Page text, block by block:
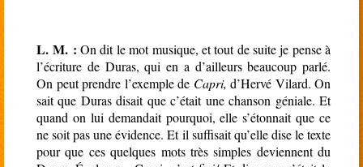
L. M. : On dit le mot musique, et tout de suite je pense à
l’écriture de Duras, qui en a d’ailleurs beaucoup parlé.
On peut prendre l’exemple de Capri, d’Hervé Vilard. On
sait que Duras disait que c’était une chanson géniale. Et
quand on lui demandait pourquoi, elle s’étonnait que ce
ne soit pas une évidence. Et il suffisait qu’elle dise le texte
pour que ces quelques mots très simples deviennent du